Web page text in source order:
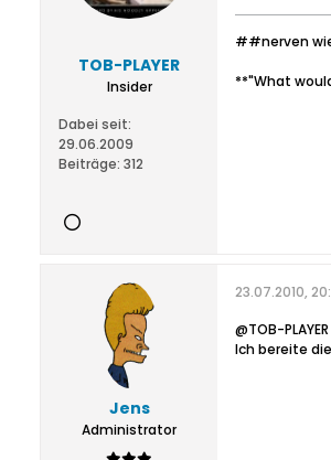
TOB-PLAYER
Insider
Dabei seit:
29.06.2009
Beiträge: 312
##nerven
**"What
Jens
Administrator
23.07.2010,
@TOB-PLAYER
Ich bereite